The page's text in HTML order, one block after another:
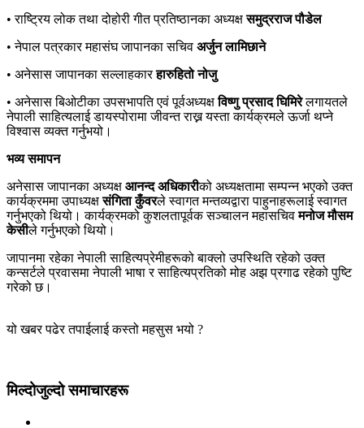
• राष्ट्रिय लोक तथा दोहोरी गीत प्रतिष्ठानका अध्यक्षसमुद्रराज पौडेल
• नेपाल पत्रकार महासंघ जापानका सचिव अर्जुन लामिछाने
• अनेसास जापानका सल्लाहकारहारुहितो नोजु
• अनेसास बिओटीका उपसभापति एवं पूर्वअध्यक्षविष्णु प्रसाद घिमिरेलगायतले
नेपाली साहित्यलाई डायस्पोरामा जीवन्त राख्न यस्ता कार्यक्रमले ऊर्जा थप्ने
विश्वास व्यक्त गर्नुभयो।
भव्य समापन
अनेसास जापानका अध्यक्ष आनन्द अधिकारीको अध्यक्षतामा सम्पन्न भएको उक्त
कार्यक्रममा उपाध्यक्षसंगिता कुँवरले स्वागत मन्तव्यद्वारा पाहुनाहरूलाई स्वागत
गर्नुभएको थियो। कार्यक्रमको कुशलतापूर्वक सञ्चालन महासचिवमनोज मौसम
केसीले गर्नुभएको थियो।
जापानमा रहेका नेपाली साहित्यप्रेमीहरूको बाक्लो उपस्थिति रहेको उक्त
कन्सर्टले प्रवासमा नेपाली भाषा र साहित्यप्रतिको मोह अझ प्रगाढ रहेको पुष्टि
गरेको छ।
यो खबर पढेर तपाईलाई कस्तो महसुस भयो ?
मिल्दोजुल्दो समाचारहरू